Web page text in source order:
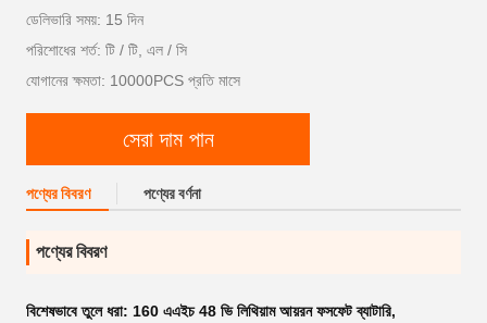
ডেলিভারি সময়: 15 দিন
পরিশোধের শর্ত: টি / টি, এল / সি
যোগানের ক্ষমতা: 10000PCS প্রতি মাসে
সেরা দাম পান
পণ্যের বিবরণ পণ্যের বর্ণনা
পণ্যের বিবরণ
বিশেষভাবে তুলে ধরা: 160 এএইচ 48 ভি লিথিয়াম আয়রন ফসফেট ব্যাটারি,